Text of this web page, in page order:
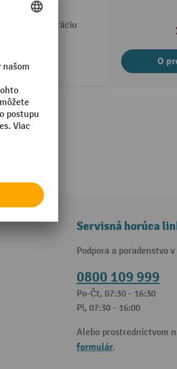
sieťovú integráciu
O
Servisná horúca
Podpora a poradenstvo
0800 109 999
Po-Čt, 07:30 - 16:30
Pi, 07:30 - 16:00
Alebo prostredníctvom
formulár.